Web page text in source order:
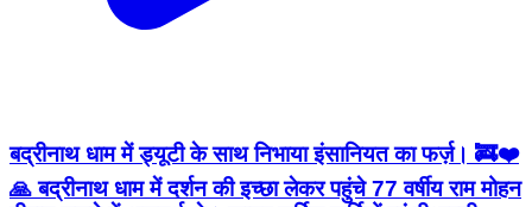
बद्रीनाथ धाम में ड्यूटी के साथ निभाया इंसानियत का फर्ज़। 🚒❤️
🙏 बद्रीनाथ धाम में दर्शन की इच्छा लेकर पहुंचे 77 वर्षीय राम मोहन